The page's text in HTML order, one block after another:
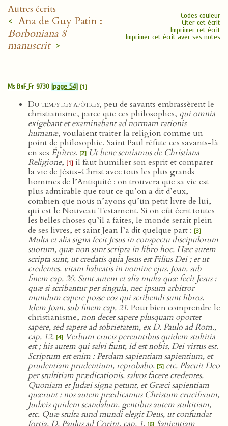
Autres écrits
< Ana de Guy Patin :
Borboniana 8
manuscrit >
Codes couleur
Citer cet écrit
Imprimer cet écrit
Imprimer cet écrit avec ses notes
Ms BnF Fr 9730 [page 54] [1]
Du temps des apôtres, peu de savants embrassèrent le
christianisme, parce que ces philosophes, qui omnia
exigebant et examinabant ad normam rationis
humanæ, voulaient traiter la religion comme un
point de philosophie. Saint Paul réfute ces savants-là
en ses Épîtres. [2] Ut bene sentiamus de Christiana
Religione, [1] il faut humilier son esprit et comparer
la vie de Jésus-Christ avec tous les plus grands
hommes de l’Antiquité : on trouvera que sa vie est
plus admirable que tout ce qu’on a dit d’eux,
combien que nous n’ayons qu’un petit livre de lui,
qui est le Nouveau Testament. Si on eût écrit toutes
les belles choses qu’il a faites, le monde serait plein
de ses livres, et saint Jean l’a dit quelque part : [3]
Multa et alia signa fecit Jesus in conspectu discipulorum
suorum, quæ non sunt scripta in libro hoc. Hæc autem
scripta sunt, ut credatis quia Jesus est Filius Dei ; et ut
credentes, vitam habeatis in nomine ejus. Joan. sub
finem cap. 20. Sunt autem et alia multa quæ fecit Jesus :
quæ si scribantur per singula, nec ipsum arbitror
mundum capere posse eos qui scribendi sunt libros.
Idem Joan. sub finem cap. 21. Pour bien comprendre le
christianisme, non decet sapere plusquam oportet
sapere, sed sapere ad sobrietatem, ex D. Paulo ad Rom.,
cap. 12. [4] Verbum crucis pereuntibus quidem stultitia
est ; his autem qui salvi fiunt, id est nobis, Dei virtus est.
Scriptum est enim : Perdam sapientiam sapientium, et
prudentiam prudentium, reprobabo, [5] etc. Placuit Deo
per stultitiam prædicationis, salvos facere credentes.
Quoniam et Judæi signa petunt, et Græci sapientiam
quærunt : nos autem prædicamus Christum crucifixum,
Judæis quidem scandalum, gentibus autem stultitiam,
etc. Quæ stulta sund mundi elegit Deus, ut confundat
[6]